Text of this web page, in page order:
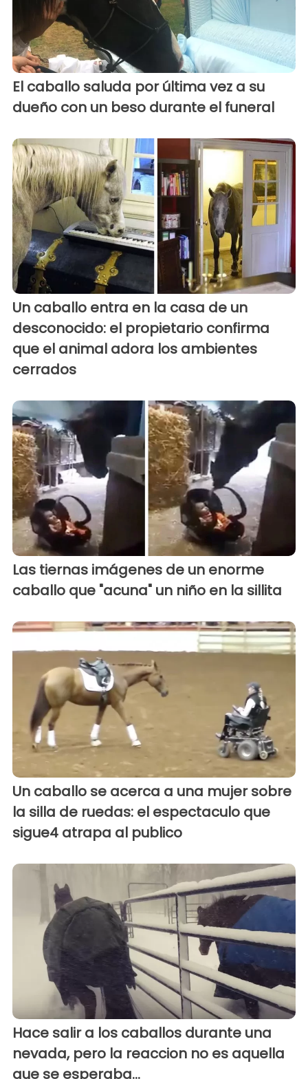
El caballo saluda por última vez a su
dueño con un beso durante el funeral
Un caballo entra en la casa de un
desconocido: el propietario confirma
que el animal adora los ambientes
cerrados
Las tiernas imágenes de un enorme
caballo que "acuna" un niño en la sillita
Un caballo se acerca a una mujer sobre
la silla de ruedas: el espectaculo que
sigue4 atrapa al publico
Hace salir a los caballos durante una
nevada, pero la reaccion no es aquella
que se esperaba...